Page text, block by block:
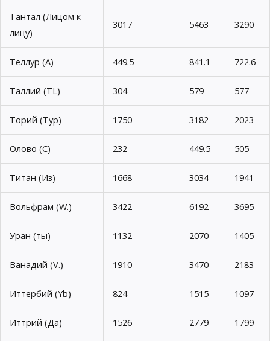
Тантал (Лицом к
лицу)
3017 5463 3290
Теллур (А) 449.5 841.1 722.6
Таллий (TL) 304 579 577
Торий (Тур) 1750 3182 2023
Олово (С) 232 449.5 505
Титан (Из) 1668 3034 1941
Вольфрам (W.) 3422 6192 3695
Уран (ты) 1132 2070 1405
Ванадий (V.) 1910 3470 2183
Иттербий (Yb) 824 1515 1097
Иттрий (Да) 1526 2779 1799